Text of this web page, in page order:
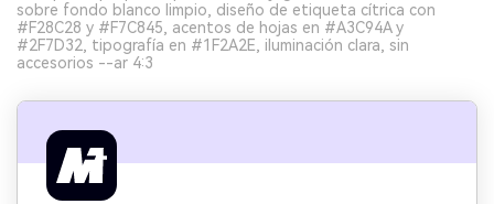
sobre fondo blanco limpio, diseño de etiqueta cítrica con
#F28C28 y #F7C845, acentos de hojas en #A3C94A y
#2F7D32, tipografía en #1F2A2E, iluminación clara, sin
accesorios --ar 4:3